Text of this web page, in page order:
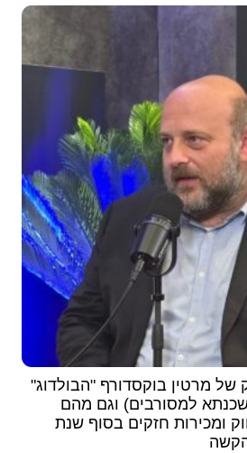
בוקסדורף "הבולדוג"
למסורבים) וגם מהם
​חזקים בסוף שנת